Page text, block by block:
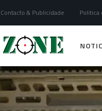
Contacto & Publicidade Politica